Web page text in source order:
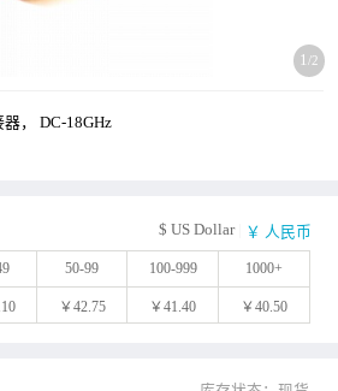
1/2
器， DC-18GHz
$ US Dollar ￥ 人民币
50-99 100-999 1000+
￥42.75 ￥41.40 ￥40.50